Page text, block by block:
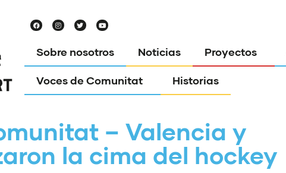
Sobre nosotros Noticias Proyectos
Voces de Comunitat Historias
– Valencia y
la cima del hockey